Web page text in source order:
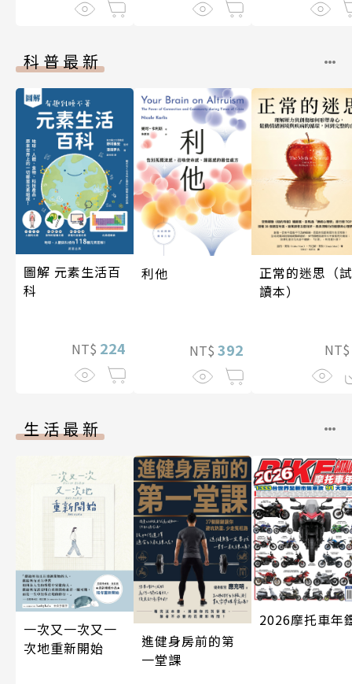
科普最新
圖解 元素生活百
科
NT$ 224
利他
NT$ 392
正常的迷思（試
讀本）
NT$
生活最新
一次又一次又一
次地重新開始
進健身房前的第
一堂課
2026摩托車年